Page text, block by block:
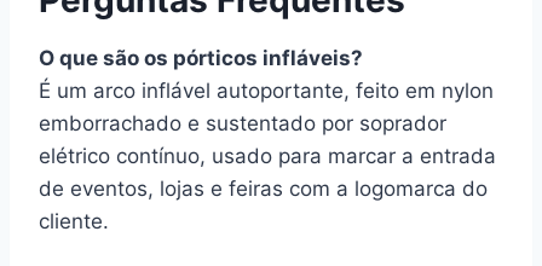
O que são os pórticos infláveis?
É um arco inflável autoportante, feito em nylon
emborrachado e sustentado por soprador
elétrico contínuo, usado para marcar a entrada
de eventos, lojas e feiras com a logomarca do
cliente.